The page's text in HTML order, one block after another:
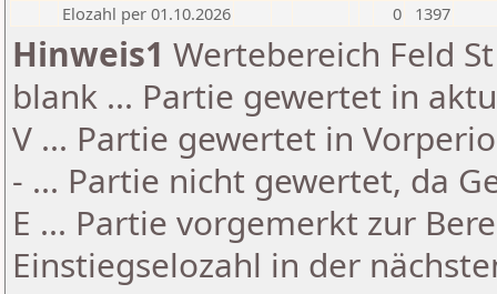
Elozahl per 01.10.2026
0 1397
Hinweis1 Wertebereich Feld
blank ... Partie gewertet in
V ... Partie gewertet in
- ... Partie nicht gewertet, da
E ... Partie vorgemerkt zur
Einstiegselozahl in der